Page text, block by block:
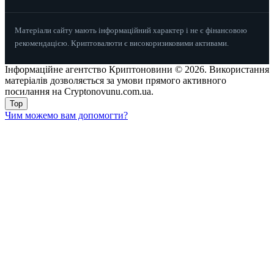
Матеріали сайту мають інформаційний характер і не є фінансовою
рекомендацією. Криптовалюти є високоризиковими активами.
Інформаційне агентство Криптоновини © 2026. Використання
матеріалів дозволяється за умови прямого активного
посилання на Cryptonovunu.com.ua.
Top
Чим можемо вам допомогти?